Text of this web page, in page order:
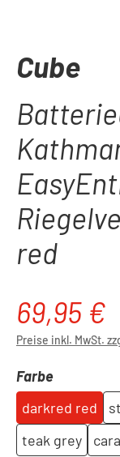
Cube
red
Regulärer Preis:
69,95 €
Preise inkl. MwSt.
Farbeauswählen
darkred red
teak grey